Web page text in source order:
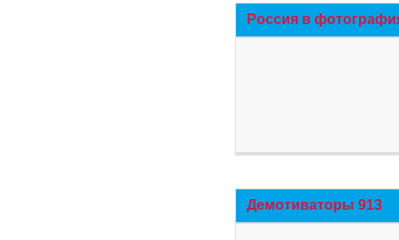
Россия в
Демотиваторы 913